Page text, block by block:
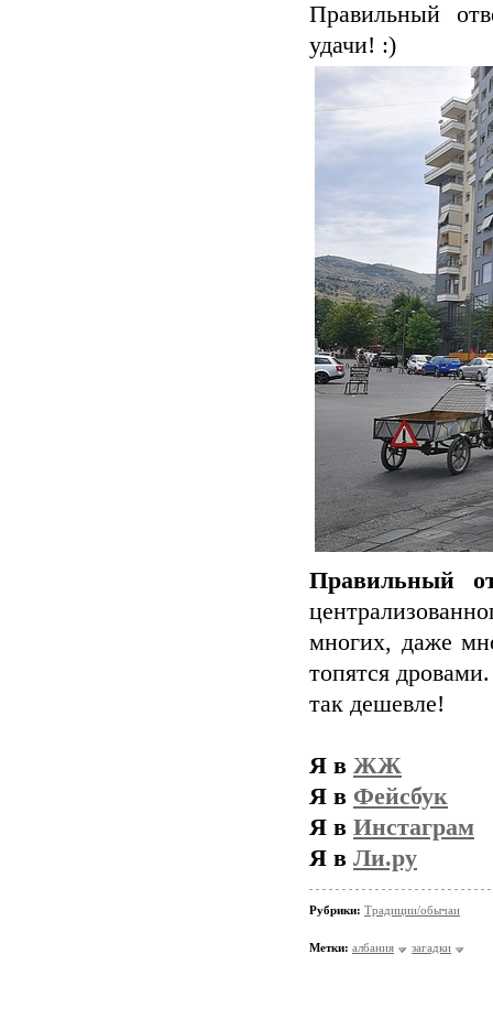
Правильный
удачи! :)
Правильный
многих, даже
топятся
так дешевле!
Я в ЖЖ
Я в Фейсбук
Я в Инстаграм
Я в Ли.ру
Рубрики: Традиции/обычаи
Метки: албания загадки